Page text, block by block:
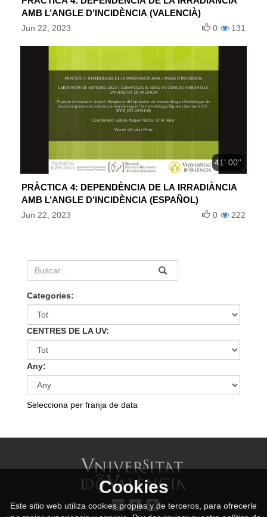
AMB L’ANGLE D’INCIDÈNCIA (VALENCIÀ)
Jun 22, 2023 131
0
41' 00''
PRÀCTICA 4: DEPENDÈNCIA DE LA IRRADIÀNCIA
AMB L’ANGLE D’INCIDÈNCIA (ESPAÑOL)
Jun 22, 2023 222
0
Categories:
CENTRES DE LA UV:
Any:
Selecciona per franja de data
Cookies
Este sitio web utiliza cookies propias y de terceros, para ofrecerle